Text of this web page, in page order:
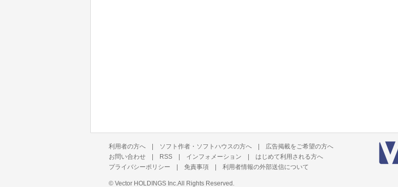
利用者の方へ | ソフト作者・ソフトハウスの方へ | 広告掲載をご希望の方へ
お問い合わせ | RSS | インフォメーション | はじめて利用される方へ
プライバシーポリシー | 免責事項 | 利用者情報の外部送信について
© Vector HOLDINGS Inc. All Rights Reserved.